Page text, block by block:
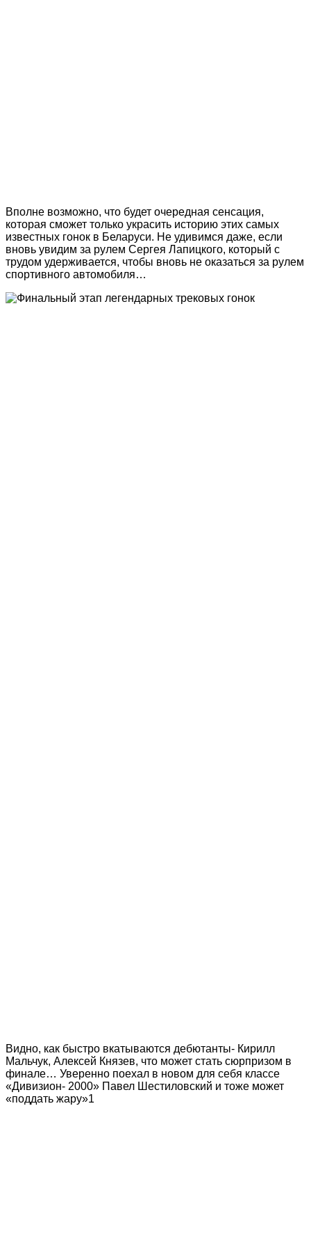
Вполне возможно, что будет очередная сенсация,
которая сможет только украсить историю этих самых
известных гонок в Беларуси. Не удивимся даже, если
вновь увидим за рулем Сергея Лапицкого, который с
трудом удерживается, чтобы вновь не оказаться за рулем
спортивного автомобиля…
Видно, как быстро вкатываются дебютанты- Кирилл
Мальчук, Алексей Князев, что может стать сюрпризом в
финале… Уверенно поехал в новом для себя классе
«Дивизион- 2000» Павел Шестиловский и тоже может
«поддать жару»1